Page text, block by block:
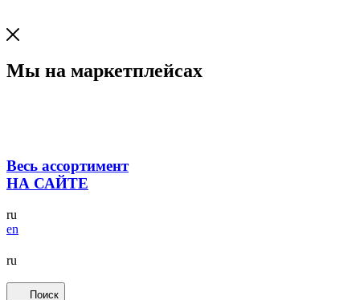
Мы на маркетплейсах
Весь ассортимент
НА САЙТЕ
ru
en
ru
Поиск